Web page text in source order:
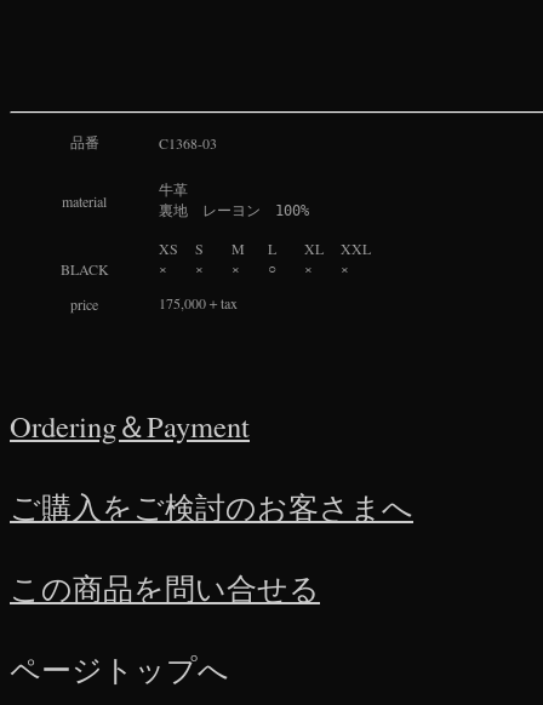
品番 C1368-03
material
牛革
裏地　レーヨン　100%
BLACK
XS S M L XL
XXL
×
× × ○ ×
×
price
175,000＋tax
Ordering＆Payment
ご購入をご検討のお客さまへ
この商品を問い合せる
ページトップへ